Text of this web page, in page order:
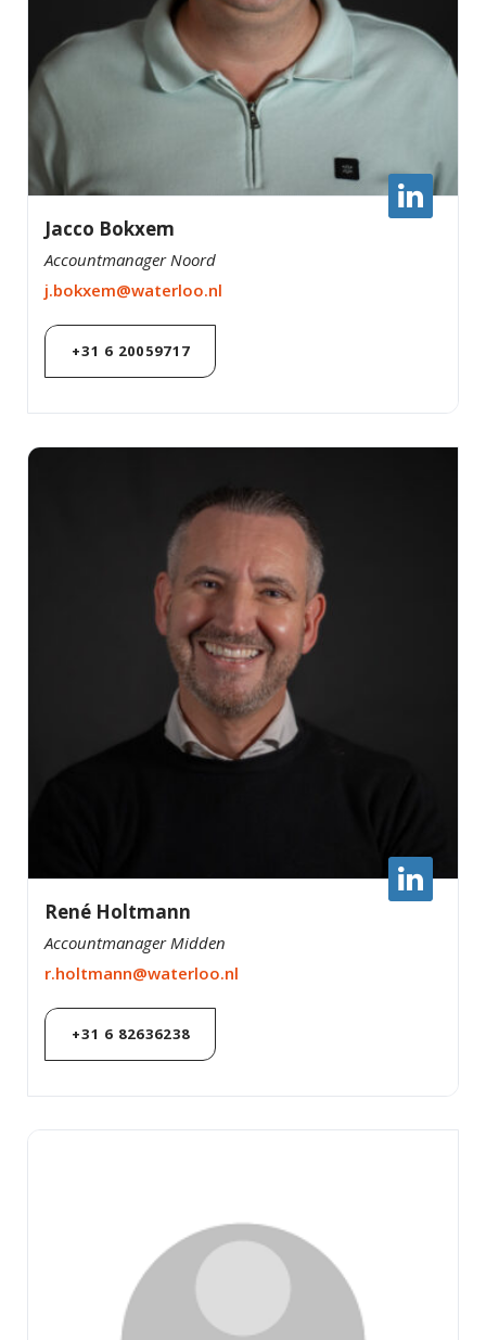
Jacco Bokxem
Accountmanager Noord
j.bokxem@waterloo.nl
+31 6 20059717
René Holtmann
Accountmanager Midden
r.holtmann@waterloo.nl
+31 6 82636238